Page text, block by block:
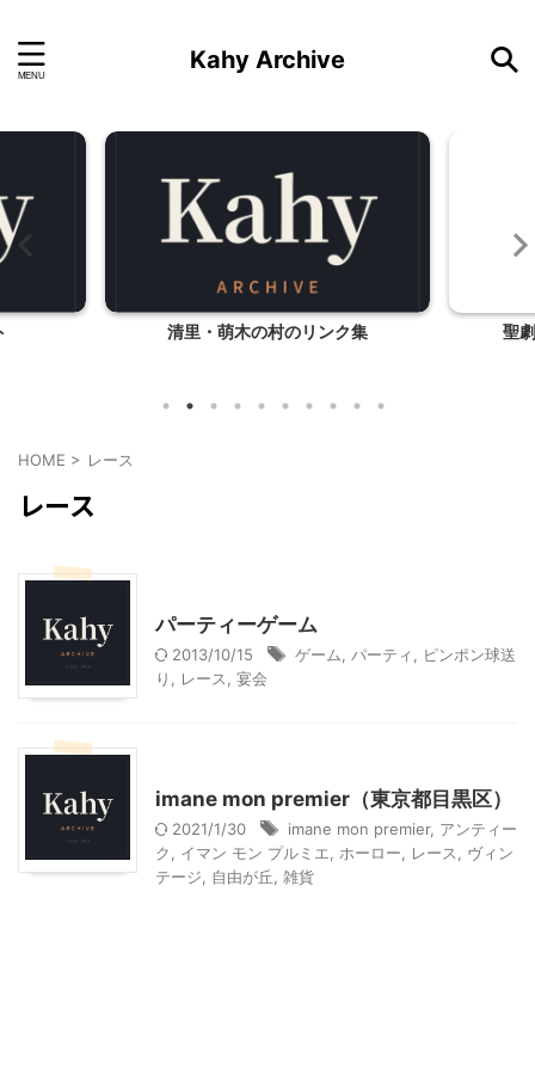
Kahy Archive
清里・萌木の村のリンク集 聖
HOME > レース
レース
パーティーゲーム
2013/10/15 ゲーム パーティ
ピンポン球送
り
レース 宴会
imane mon premier（東京都目黒区）
2021/1/30 imane mon premier, アンティー
ク
イマン モン プルミエ ホーロー レース
ヴィン
テージ
自由が丘 雑貨